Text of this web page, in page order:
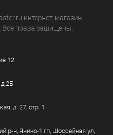
интернет-магазин
Все права защищены.
12
д.2Б
д. 27, стр. 1
р-н, Янино-1 гп, Шоссейная ул,